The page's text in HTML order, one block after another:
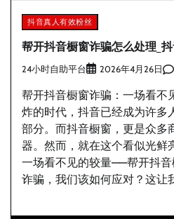
抖音真人有效粉丝
帮开抖音橱窗诈骗怎么处理_
24小时自助平台 2026年4月26日
帮开抖音橱窗诈骗：一场看不
炸的时代，抖音已经成为许多
部分。而抖音橱窗，更是众多
器。然而，就在这个看似光鲜
一场看不见的较量——帮开抖
诈骗，我们该如何应对？这让